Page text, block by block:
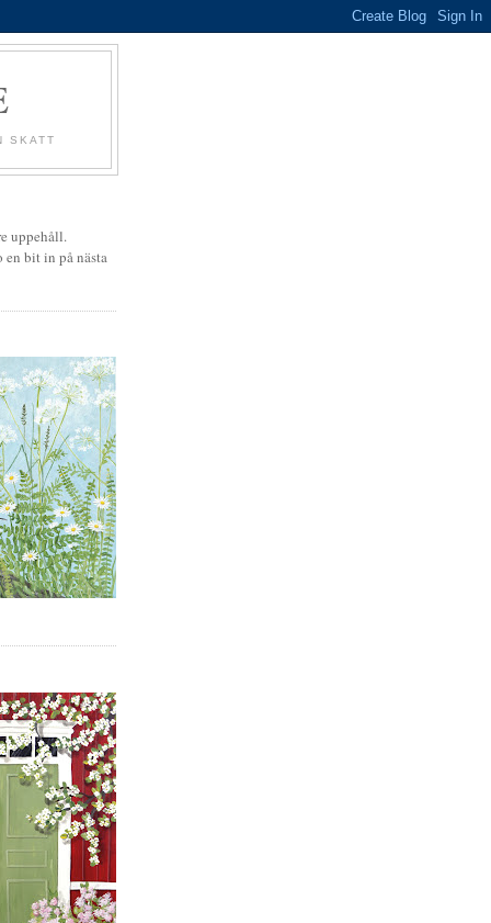
SKATT
uppehåll.
en bit in på nästa